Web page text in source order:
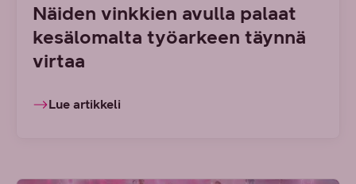
Näiden vinkkien avulla palaat
kesälomalta työarkeen täynnä
virtaa
Lue artikkeli